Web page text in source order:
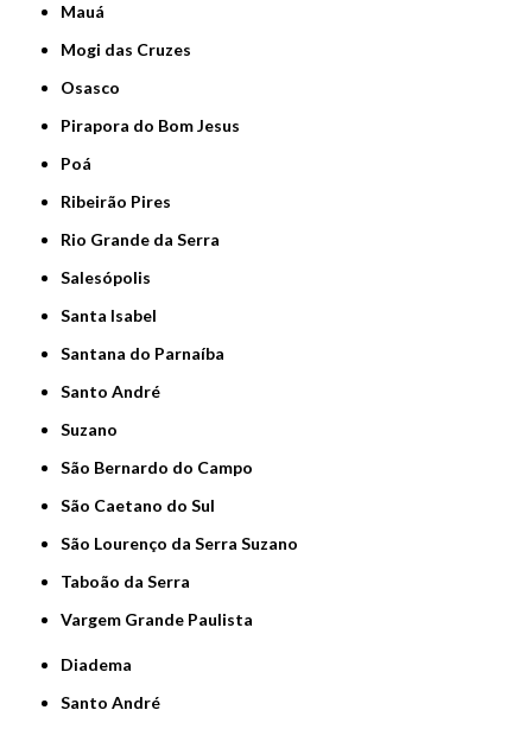
Mauá
Mogi das Cruzes
Osasco
Pirapora do Bom Jesus
Poá
Ribeirão Pires
Rio Grande da Serra
Salesópolis
Santa Isabel
Santana do Parnaíba
Santo André
Suzano
São Bernardo do Campo
São Caetano do Sul
São Lourenço da Serra Suzano
Taboão da Serra
Vargem Grande Paulista
Diadema
Santo André